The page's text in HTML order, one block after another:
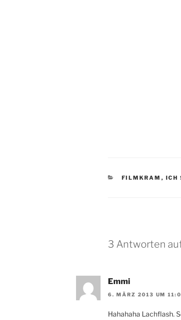
KATEGORIEN
FILMKRAM , ICH
3 Antworten
Emmi
6. MÄRZ 2013 UM
Hahahaha Lachflash.